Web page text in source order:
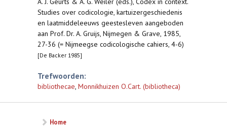
Studies over codicologie, kartuizergeschiedenis
en laatmiddeleeuws geestesleven aangeboden
aan Prof. Dr. A. Gruijs, Nijmegen & Grave, 1985,
27-36 (= Nijmeegse codicologische cahiers, 4-6)
[De Backer 1985]
Trefwoorden:
bibliothecae, Monnikhuizen O.Cart. (bibliotheca)
Home